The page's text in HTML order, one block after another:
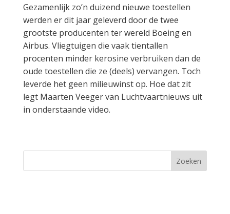
Gezamenlijk zo’n duizend nieuwe toestellen
werden er dit jaar geleverd door de twee
grootste producenten ter wereld Boeing en
Airbus. Vliegtuigen die vaak tientallen
procenten minder kerosine verbruiken dan de
oude toestellen die ze (deels) vervangen. Toch
leverde het geen milieuwinst op. Hoe dat zit
legt Maarten Veeger van Luchtvaartnieuws uit
in onderstaande video.
Zoeken